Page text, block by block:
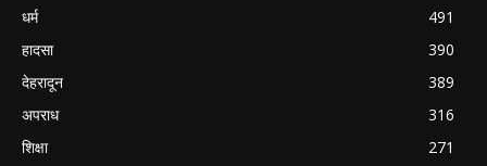
धर्म
491
हादसा
390
देहरादून
389
अपराध
316
शिक्षा
271